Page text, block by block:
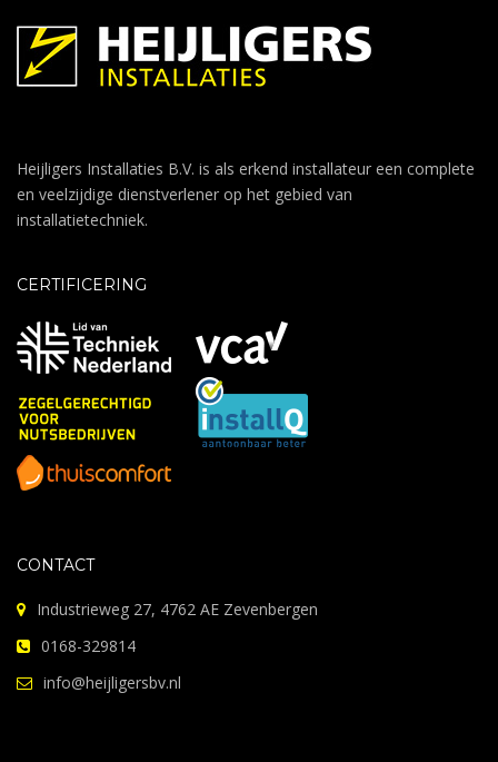
Heijligers Installaties B.V. is als erkend installateur een complete
en veelzijdige dienstverlener op het gebied van
installatietechniek.
CERTIFICERING
CONTACT
Industrieweg 27, 4762 AE Zevenbergen
0168-329814
info@heijligersbv.nl